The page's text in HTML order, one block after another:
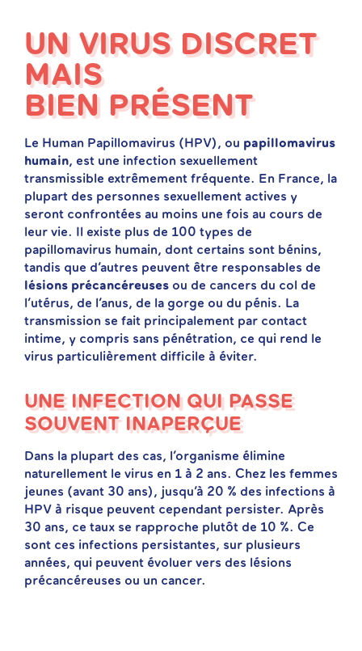
UN VIRUS DISCRET
MAIS
BIEN PRÉSENT
Le Human Papillomavirus (HPV), ou papillomavirus
humain, est une infection sexuellement
transmissible extrêmement fréquente. En France, la
plupart des personnes sexuellement actives y
seront confrontées au moins une fois au cours de
leur vie. Il existe plus de 100 types de
papillomavirus humain, dont certains sont bénins,
tandis que d’autres peuvent être responsables de
lésions précancéreuses ou de cancers du col de
l’utérus, de l’anus, de la gorge ou du pénis. La
transmission se fait principalement par contact
intime, y compris sans pénétration, ce qui rend le
virus particulièrement difficile à éviter.
UNE INFECTION QUI PASSE
SOUVENT INAPERÇUE
Dans la plupart des cas, l’organisme élimine
naturellement le virus en 1 à 2 ans. Chez les femmes
jeunes (avant 30 ans), jusqu’à 20 % des infections à
HPV à risque peuvent cependant persister. Après
30 ans, ce taux se rapproche plutôt de 10 %. Ce
sont ces infections persistantes, sur plusieurs
années, qui peuvent évoluer vers des lésions
précancéreuses ou un cancer.